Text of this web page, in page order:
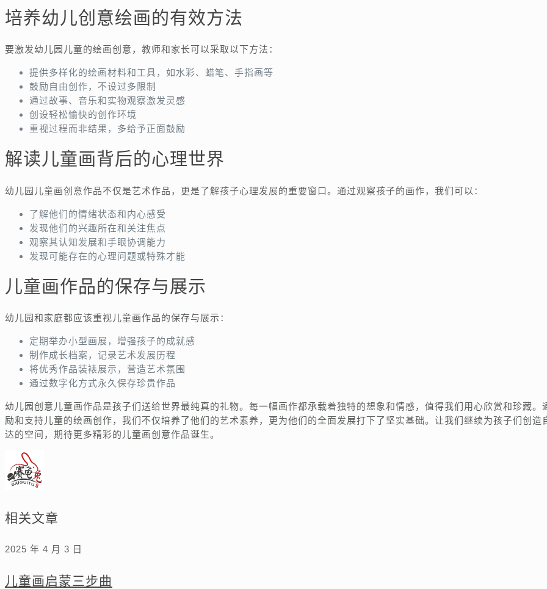
培养幼儿创意绘画的有效方法
要激发幼儿园儿童的绘画创意，教师和家长可以采取以下方法：
提供多样化的绘画材料和工具，如水彩、蜡笔、手指画等
鼓励自由创作，不设过多限制
通过故事、音乐和实物观察激发灵感
创设轻松愉快的创作环境
重视过程而非结果，多给予正面鼓励
解读儿童画背后的心理世界
幼儿园儿童画创意作品不仅是艺术作品，更是了解孩子心理发展的重要窗口。通过观察孩子的画作，我们可以：
了解他们的情绪状态和内心感受
发现他们的兴趣所在和关注焦点
观察其认知发展和手眼协调能力
发现可能存在的心理问题或特殊才能
儿童画作品的保存与展示
幼儿园和家庭都应该重视儿童画作品的保存与展示：
定期举办小型画展，增强孩子的成就感
制作成长档案，记录艺术发展历程
将优秀作品装裱展示，营造艺术氛围
通过数字化方式永久保存珍贵作品
幼儿园创意儿童画作品是孩子们送给世界最纯真的礼物。每一幅画作都承载着独特的想象和情感，值得我们用心欣赏和珍藏。
励和支持儿童的绘画创作，我们不仅培养了他们的艺术素养，更为他们的全面发展打下了坚实基础。让我们继续为孩子们创造
达的空间，期待更多精彩的儿童画创意作品诞生。
相关文章
2025 年 4 月 3 日
儿童画启蒙三步曲